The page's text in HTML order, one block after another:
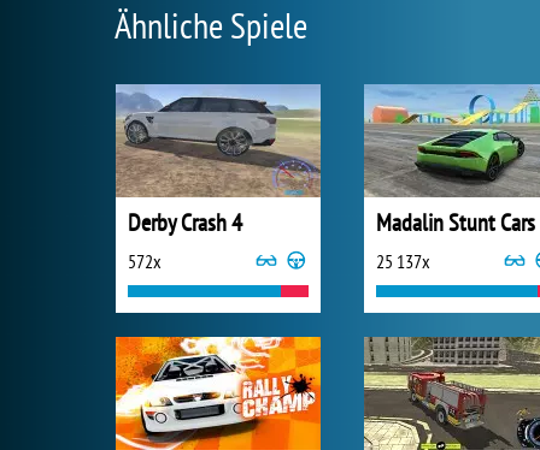
Ähnliche Spiele
Derby Crash 4
572x
Madalin Stunt
25 137x